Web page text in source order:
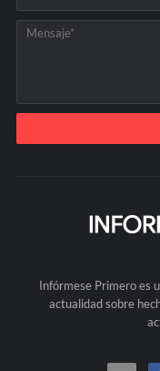
Infórmese Primero es
actualidad sobre